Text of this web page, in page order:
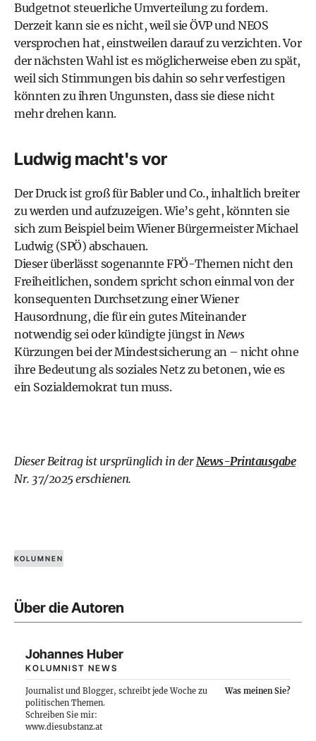
Budgetnot steuerliche Umverteilung zu fordern.
Derzeit kann sie es nicht, weil sie ÖVP und NEOS
versprochen hat, einstweilen darauf zu verzichten. Vor
der nächsten Wahl ist es möglicherweise eben zu spät,
weil sich Stimmungen bis dahin so sehr verfestigen
könnten zu ihren Ungunsten, dass sie diese nicht
mehr drehen kann.
Ludwig macht's vor
Der Druck ist groß für Babler und Co., inhaltlich breiter
zu werden und aufzuzeigen. Wie’s geht, könnten sie
sich zum Beispiel beim Wiener Bürgermeister Michael
Ludwig (SPÖ) abschauen.
Dieser überlässt sogenannte FPÖ-Themen nicht den
Freiheitlichen, sondern spricht schon einmal von der
konsequenten Durchsetzung einer Wiener
Hausordnung, die für ein gutes Miteinander
notwendig sei oder kündigte jüngst inNews
Kürzungen bei der Mindestsicherung an – nicht ohne
ihre Bedeutung als soziales Netz zu betonen, wie es
ein Sozialdemokrat tun muss.
Dieser Beitrag ist ursprünglich in derNews-Printausgabe
Nr. 37/2025 erschienen.
KOLUMNEN
Über die Autoren
Johannes Huber
KOLUMNIST NEWS
Journalist und Blogger, schreibt jede Woche zu
politischen Themen.
Was meinen Sie?
Schreiben Sie mir:
www.diesubstanz.at